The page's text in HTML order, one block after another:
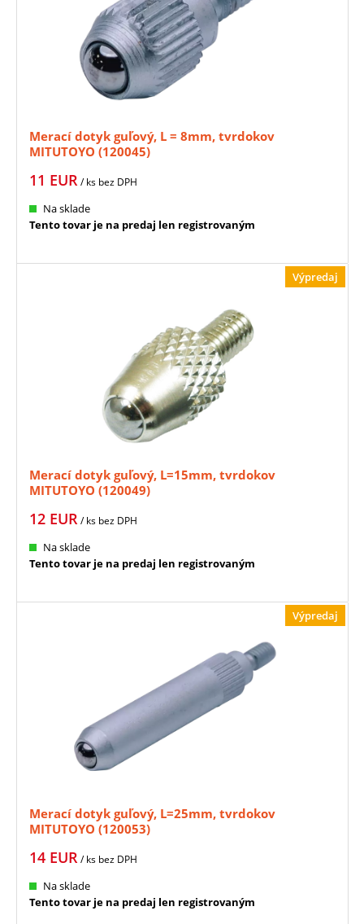
Merací dotyk guľový, L = 8mm, tvrdokov
MITUTOYO (120045)
11 EUR/ ks bez DPH
Na sklade
Tento tovar je na predaj len registrovaným
Výpredaj
Merací dotyk guľový, L=15mm, tvrdokov
MITUTOYO (120049)
12 EUR/ ks bez DPH
Na sklade
Tento tovar je na predaj len registrovaným
Výpredaj
Merací dotyk guľový, L=25mm, tvrdokov
MITUTOYO (120053)
14 EUR/ ks bez DPH
Na sklade
Tento tovar je na predaj len registrovaným